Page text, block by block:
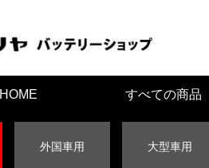
HOME すべての商品
外国車用 大型車用